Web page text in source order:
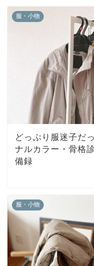
服・小物
どっぷり服迷子だ
ナルカラー・骨格
備録
服・小物